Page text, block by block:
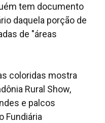
tem documento
daquela porção de
de "áreas